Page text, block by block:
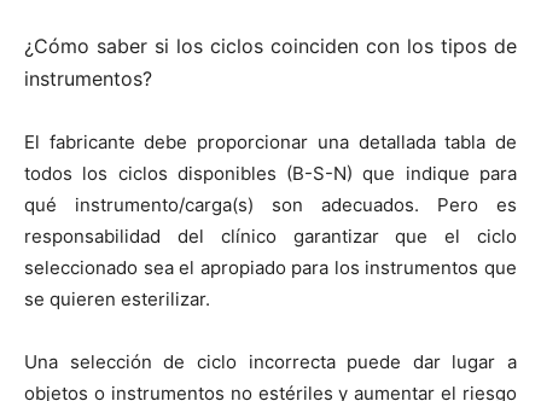
¿Cómo saber si los ciclos coinciden con los tipos de
instrumentos?
El fabricante debe proporcionar una detallada tabla de
todos los ciclos disponibles (B-S-N) que indique para
qué instrumento/carga(s) son adecuados. Pero es
responsabilidad del clínico garantizar que el ciclo
seleccionado sea el apropiado para los instrumentos que
se quieren esterilizar.
Una selección de ciclo incorrecta puede dar lugar a
objetos o instrumentos no estériles y aumentar el riesgo